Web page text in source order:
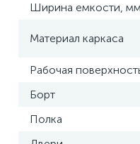
Ширина емкости, мм
Материал каркаса
Рабочая
Борт
Полка